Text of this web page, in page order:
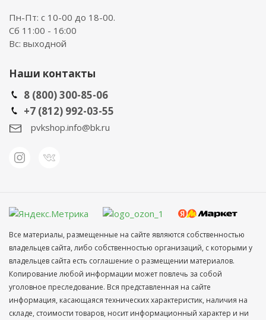
Пн-Пт: с 10-00 до 18-00.
Сб 11:00 - 16:00
Вс: выходной
Наши контакты
8 (800) 300-85-06
+7 (812) 992-03-55
pvkshop.info@bk.ru
Все материалы, размещенные на сайте являются собственностью
владельцев сайта, либо собственностью организаций, с которыми у
владельцев сайта есть соглашение о размещении материалов.
Копирование любой информации может повлечь за собой
уголовное преследование. Вся представленная на сайте
информация, касающаяся технических характеристик, наличия на
складе, стоимости товаров, носит информационный характер и ни